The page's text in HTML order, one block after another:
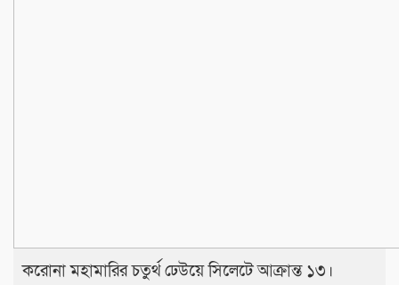
করোনা মহামারির চতুর্থ ঢেউয়ে সিলেটে আক্রান্ত ১৩।